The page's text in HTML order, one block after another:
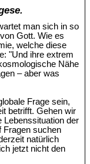
man sich in so
Gott. Wie es
welche diese
"Und ihre extrem
Nähe
– aber was
Frage sein,
betrifft. Gehen wir
Lebenssituation der
Fragen suchen
natürlich
jetzt nicht den